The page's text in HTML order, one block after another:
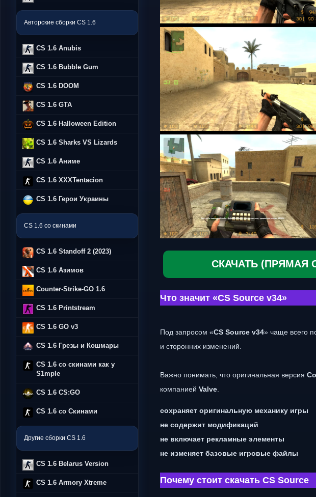
Авторские сборки CS 1.6
CS 1.6 Anubis
CS 1.6 Bubble Gum
CS 1.6 DOOM
CS 1.6 GTA
CS 1.6 Halloween Edition
CS 1.6 Sharks VS Lizards
CS 1.6 Аниме
CS 1.6 XXXTentacion
CS 1.6 Герои Украины
CS 1.6 со скинами
CS 1.6 Standoff 2 (2023)
CS 1.6 Азимов
Counter-Strike-GO 1.6
CS 1.6 Printstream
CS 1.6 GO v3
CS 1.6 Грезы и Кошмары
CS 1.6 со скинами как у
S1mple
CS 1.6 CS:GO
CS 1.6 со Скинами
Другие сборки CS 1.6
CS 1.6 Belarus Version
CS 1.6 Armory Xtreme
СКАЧАТЬ (ПРЯМАЯ
Что значит «CS Source v34»
Под запросом «CS Source v34» чаще всего
и сторонних изменений.
Важно понимать, что оригинальная версия
компанией Valve.
сохраняет оригинальную механику игры
не содержит модификаций
не включает рекламные элементы
не изменяет базовые игровые файлы
Почему стоит скачать CS Source